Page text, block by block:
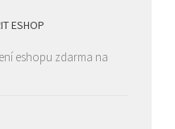
ESHOP
eshopu zdarma na